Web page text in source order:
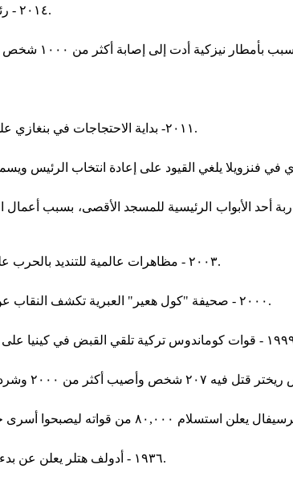
٢٠١٤ - رئيس الوزراء اللبناني المكلف تمام سلام يعلن تشكيل الحكومة اللبنانية الجديدة.
٢٠١١- بداية الاحتجاجات في بنغازي على خلفية اعتقال المحامي فتحي تربل في ما عرف لاحقا بشرارة الثورة الليبية.
إلى باب المغاربة أحد الأبواب الرئيسية للمسجد الأقصى،
٢٠٠٣ - مظاهرات عالمية للتنديد بالحرب على العراق جمعت ما بين ١٠ ملايين و١٥ مليون شخص في أكثر من ٦٠٠ مدينة.
٢٠٠٠ - صحيفة "كول هعير" العبرية تكشف النقاب عن خطة إسرائيلية تعمل عليها وزارة الأديان لحفر نفق جديد تحت ساحة المبكى.
١٩٣٦ - أدولف هتلر يعلن عن بدء خطة إنتاج سيارة رخيصة الثمن في ألمانيا، وكانت السيارة هي فولكس فاجن.